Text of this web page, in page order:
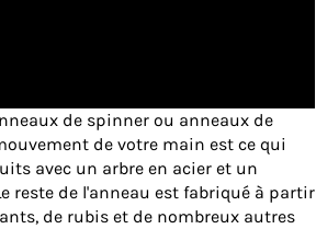
de spinner ou anneaux de
de votre main est ce qui
avec un arbre en acier et un
reste de l'anneau est fabriqué à partir
de rubis et de nombreux autres